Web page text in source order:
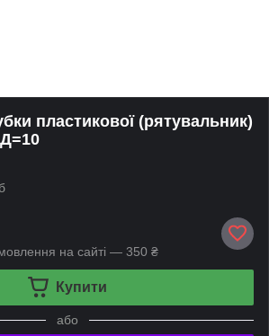
пластикової (рятувальник)
на сайті — 350 ₴
Купити
або